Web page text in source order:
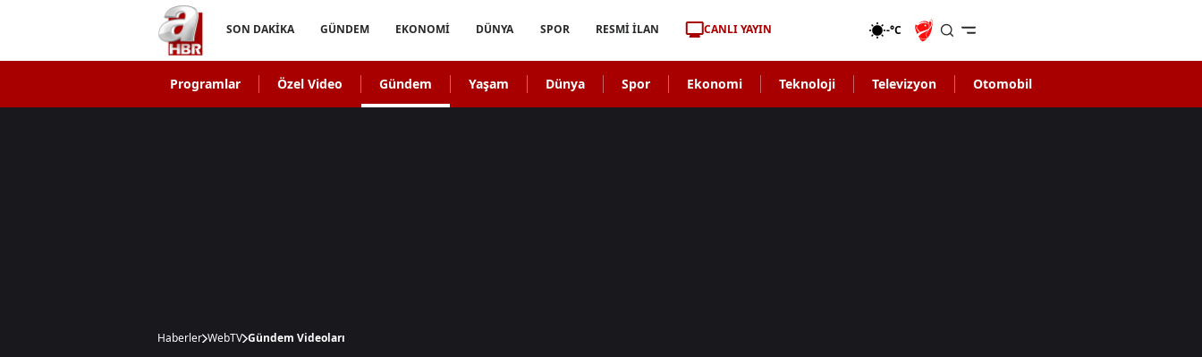
SON DAKİKA GÜNDEM EKONOMİ DÜNYA SPOR RESMİ İLAN CANLI YAYIN -°C
Programlar Özel Video Gündem Yaşam Dünya Spor Ekonomi Teknoloji Televizyon Otomobil
Haberler WebTV Gündem Videoları